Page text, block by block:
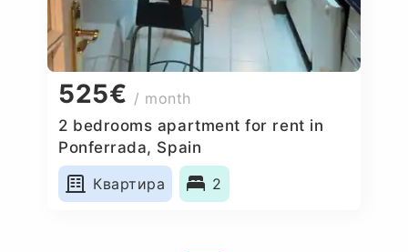
525€ / month
2 bedrooms apartment for rent in
Ponferrada, Spain
Квартира
2